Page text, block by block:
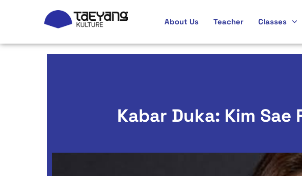
About Us Teacher Classes
Kabar Duka: Kim